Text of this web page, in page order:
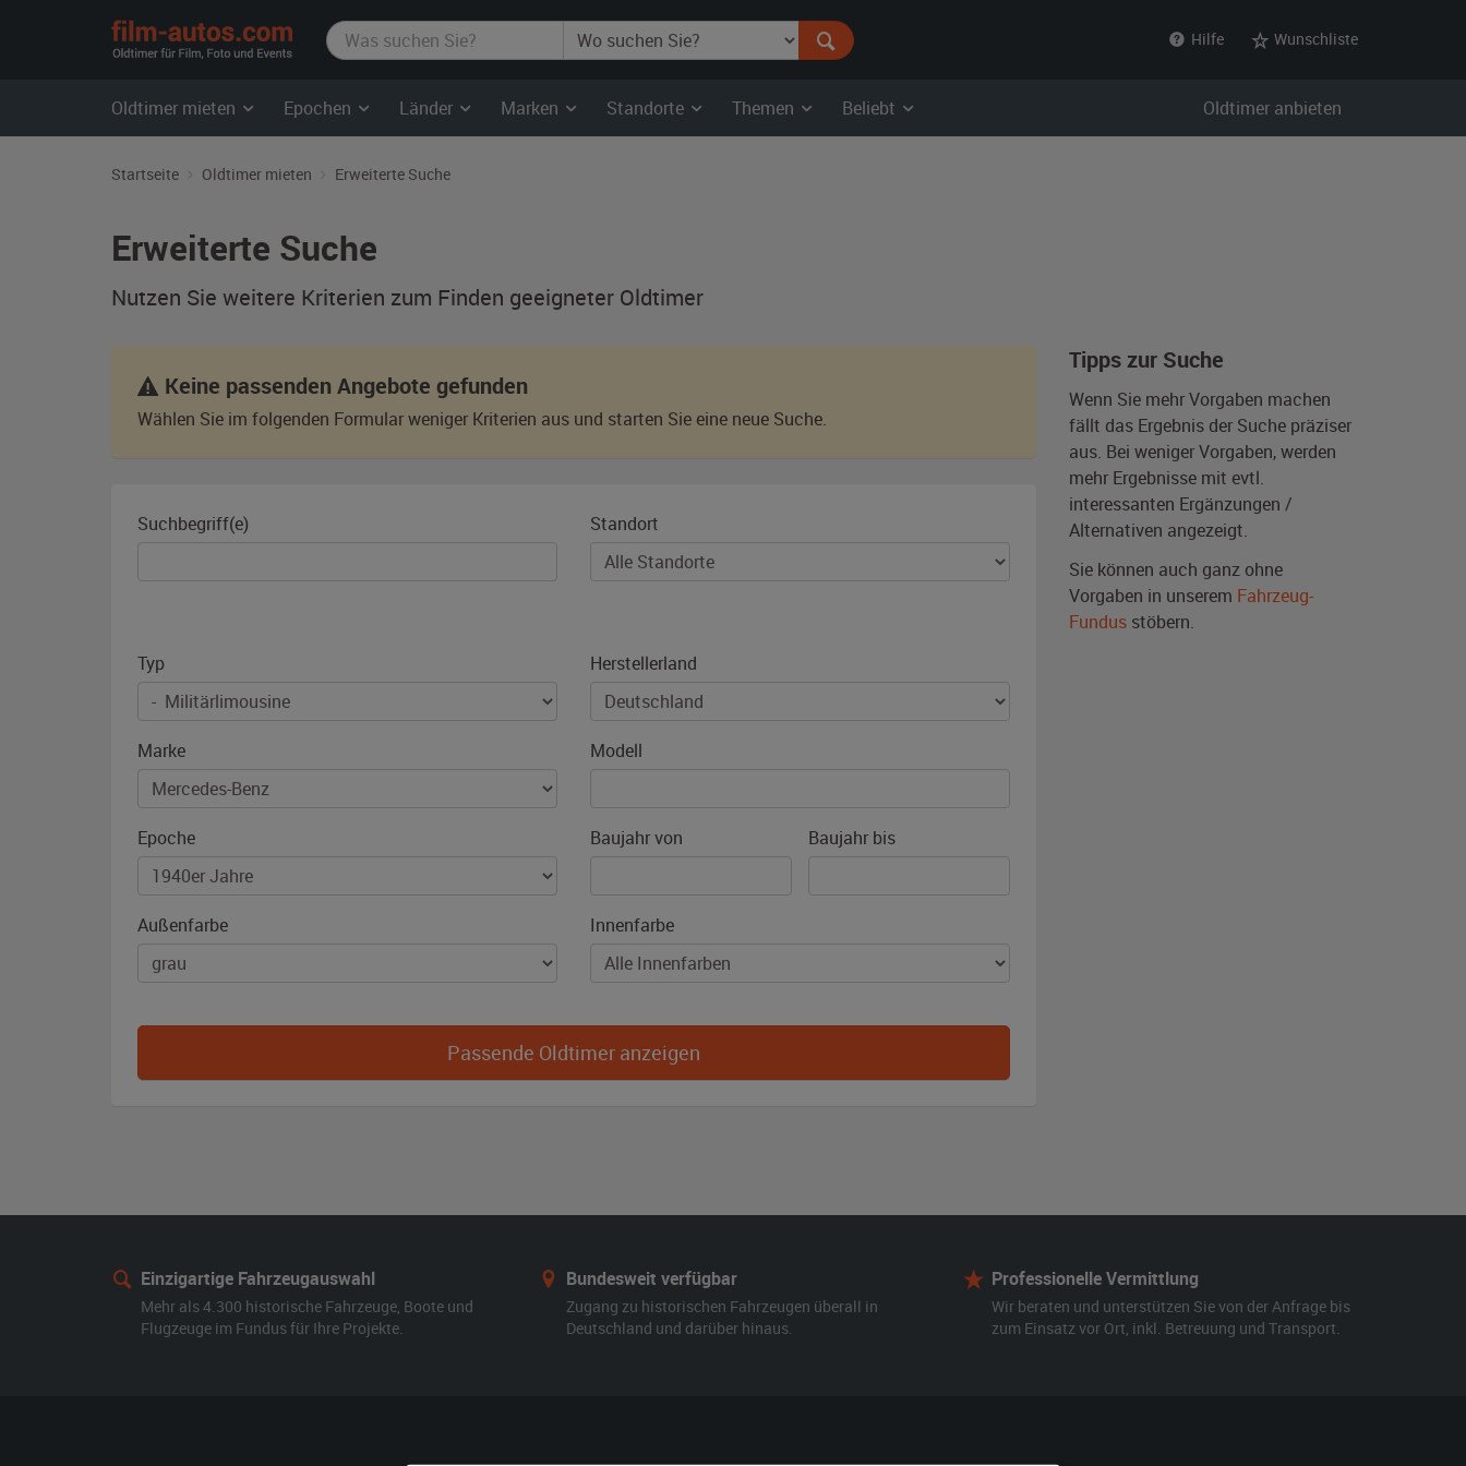
film-
autos.com
Hilfe Wunschliste
Oldtimer mieten Epochen Länder Marken Standorte Themen Beliebt Oldtimer anbieten
Startseite Oldtimer mieten Erweiterte Suche
Erweiterte Suche
Nutzen Sie weitere Kriterien zum Finden geeigneter Oldtimer
Tipps zur Suche
Wenn Sie mehr Vorgaben machen
fällt das Ergebnis der Suche präziser
aus. Bei weniger Vorgaben, werden
mehr Ergebnisse mit evtl.
interessanten Ergänzungen /
Alternativen angezeigt.
Sie können auch ganz ohne
Vorgaben in unserem Fahrzeug-
Fundusstöbern.
Keine passenden Angebote gefunden
Wählen Sie im folgenden Formular weniger Kriterien aus und starten Sie eine neue Suche.
Suchbegriff(e) Standort
Typ Herstellerland
Marke Modell
Epoche Baujahr von Baujahr bis
Außenfarbe Innenfarbe
Passende Oldtimer anzeigen
Einzigartige Fahrzeugauswahl
Mehr als 4.300 historische Fahrzeuge, Boote und
Flugzeuge im Fundus für Ihre Projekte.
Bundesweit verfügbar
Zugang zu historischen Fahrzeugen überall in
Deutschland und darüber hinaus.
Professionelle Vermittlung
Wir beraten und unterstützen Sie von der Anfrage bis
zum Einsatz vor Ort, inkl. Betreuung und Transport.